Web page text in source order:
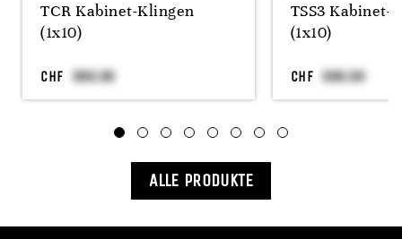
TCR Kabinet-Klingen
(1x10)
CHF
TSS3 Kabinet-
(1x10)
CHF
ALLE PRODUKTE